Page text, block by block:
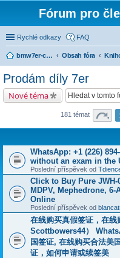
Fórum pro
Rychlé odkazy FAQ
bmw7er-club.cz Obsah fóra
Prodám díly 7er
Nové téma
181 témat
WhatsApp: +1 (226)
without an exam in the
Poslední příspěvek od
Click to Buy Pure JWH-
MDPV, Mephedrone,
Online
Poslední příspěvek od
在线购买真假签证，在线
Scottbowers44）
国签证, 在线购买合法美
证，如何申请或续签美